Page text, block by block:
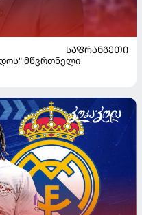
ᲡᲐᲤᲠᲐᲜᲒᲔᲗᲘ
მწვრთნელი